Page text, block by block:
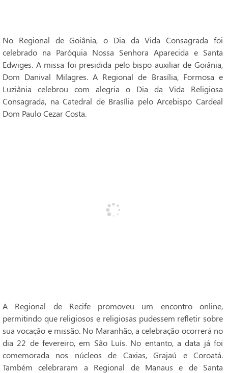
No Regional de Goiânia, o Dia da Vida Consagrada foi
celebrado na Paróquia Nossa Senhora Aparecida e Santa
Edwiges. A missa foi presidida pelo bispo auxiliar de Goiânia,
Dom Danival Milagres. A Regional de Brasília, Formosa e
Luziânia celebrou com alegria o Dia da Vida Religiosa
Consagrada, na Catedral de Brasília pelo Arcebispo Cardeal
Dom Paulo Cezar Costa.
A Regional de Recife promoveu um encontro online,
permitindo que religiosos e religiosas pudessem refletir sobre
sua vocação e missão. No Maranhão, a celebração ocorrerá no
dia 22 de fevereiro, em São Luís. No entanto, a data já foi
comemorada nos núcleos de Caxias, Grajaú e Coroatá.
Também celebraram a Regional de Manaus e de Santa